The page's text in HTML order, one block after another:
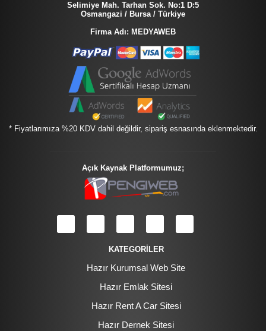
Selimiye Mah. Tarhan Sok. No:1 D:5
Osmangazi / Bursa / Türkiye
Firma Adı: MEDYAWEB
* Fiyatlarımıza %20 KDV dahil değildir, sipariş esnasında eklenmektedir.
Açık Kaynak Platformumuz;
KATEGORİLER
Hazır Kurumsal Web Site
Hazır Emlak Sitesi
Hazır Rent A Car Sitesi
Hazır Dernek Sitesi